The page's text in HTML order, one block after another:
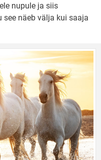
nupule ja siis
näeb välja kui saaja